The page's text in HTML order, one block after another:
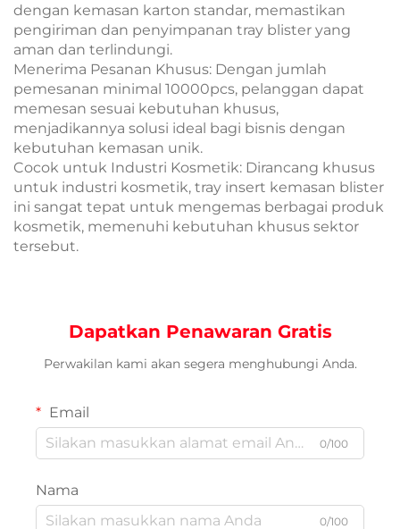
dengan kemasan karton standar, memastikan
pengiriman dan penyimpanan tray blister yang
aman dan terlindungi.
Menerima Pesanan Khusus: Dengan jumlah
pemesanan minimal 10000pcs, pelanggan dapat
memesan sesuai kebutuhan khusus,
menjadikannya solusi ideal bagi bisnis dengan
kebutuhan kemasan unik.
Cocok untuk Industri Kosmetik: Dirancang khusus
untuk industri kosmetik, tray insert kemasan blister
ini sangat tepat untuk mengemas berbagai produk
kosmetik, memenuhi kebutuhan khusus sektor
tersebut.
Dapatkan Penawaran Gratis
Perwakilan kami akan segera menghubungi Anda.
Email
0/100
Nama
0/100